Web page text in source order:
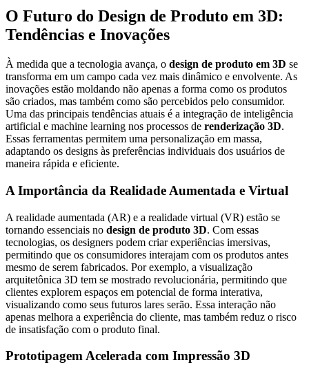
O Futuro do Design de Produto em 3D:
Tendências e Inovações
À medida que a tecnologia avança, o design de produto em 3D se
transforma em um campo cada vez mais dinâmico e envolvente. As
inovações estão moldando não apenas a forma como os produtos
são criados, mas também como são percebidos pelo consumidor.
Uma das principais tendências atuais é a integração de inteligência
artificial e machine learning nos processos de renderização 3D.
Essas ferramentas permitem uma personalização em massa,
adaptando os designs às preferências individuais dos usuários de
maneira rápida e eficiente.
A Importância da Realidade Aumentada e Virtual
A realidade aumentada (AR) e a realidade virtual (VR) estão se
tornando essenciais no design de produto 3D. Com essas
tecnologias, os designers podem criar experiências imersivas,
permitindo que os consumidores interajam com os produtos antes
mesmo de serem fabricados. Por exemplo, a visualização
arquitetônica 3D tem se mostrado revolucionária, permitindo que
clientes explorem espaços em potencial de forma interativa,
visualizando como seus futuros lares serão. Essa interação não
apenas melhora a experiência do cliente, mas também reduz o risco
de insatisfação com o produto final.
Prototipagem Acelerada com Impressão 3D